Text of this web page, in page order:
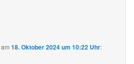
am18. Oktober 2024 um 10:22 Uhr: